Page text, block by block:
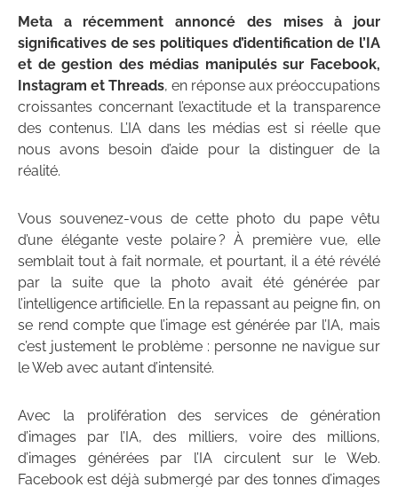
Meta a récemment annoncé des mises à jour
significatives de ses politiques d’identification de l’IA
et de gestion des médias manipulés sur Facebook,
Instagram et Threads, en réponse aux préoccupations
croissantes concernant l’exactitude et la transparence
des contenus. L’IA dans les médias est si réelle que
nous avons besoin d’aide pour la distinguer de la
réalité.
Vous souvenez-vous de cette photo du pape vêtu
d’une élégante veste polaire ? À première vue, elle
semblait tout à fait normale, et pourtant, il a été révélé
par la suite que la photo avait été générée par
l’intelligence artificielle. En la repassant au peigne fin, on
se rend compte que l’image est générée par l’IA, mais
c’est justement le problème : personne ne navigue sur
le Web avec autant d’intensité.
Avec la prolifération des services de génération
d’images par l’IA, des milliers, voire des millions,
d’images générées par l’IA circulent sur le Web.
Facebook est déjà submergé par des tonnes d’images